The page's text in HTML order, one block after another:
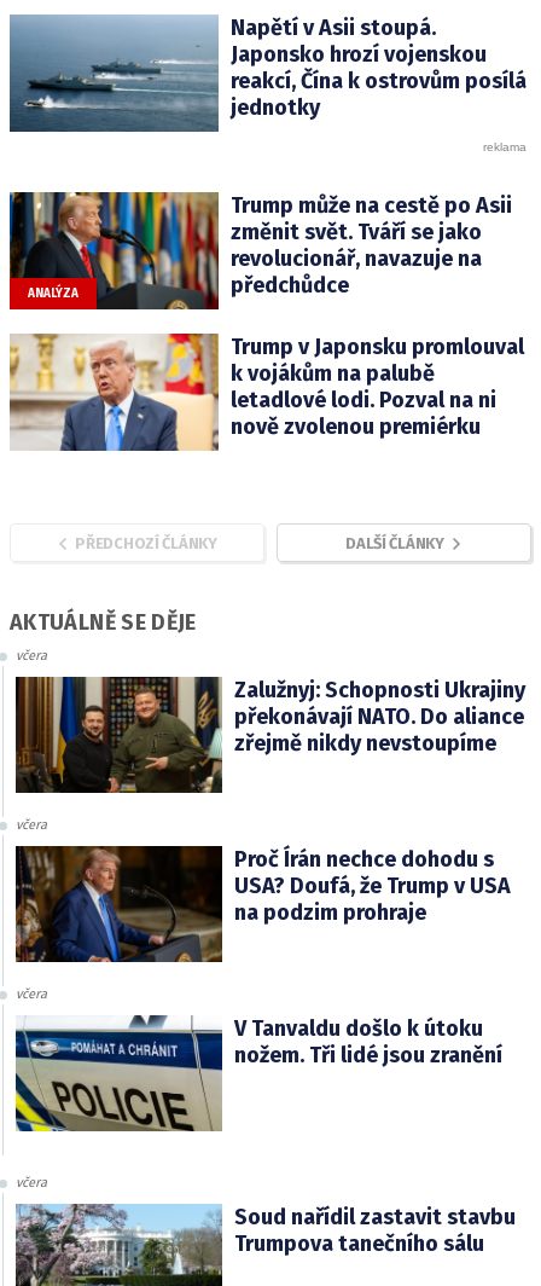
Napětí v Asii stoupá.
Japonsko hrozí vojenskou
reakcí, Čína k ostrovům posílá
jednotky
ANALÝZA
Trump může na cestě po Asii
změnit svět. Tváří se jako
revolucionář, navazuje na
předchůdce
Trump v Japonsku promlouval
k vojákům na palubě
letadlové lodi. Pozval na ni
nově zvolenou premiérku
PŘEDCHOZÍ ČLÁNKY DALŠÍ ČLÁNKY
AKTUÁLNĚ SE DĚJE
včera
Zalužnyj: Schopnosti Ukrajiny
překonávají NATO. Do aliance
zřejmě nikdy nevstoupíme
včera
Proč Írán nechce dohodu s
USA? Doufá, že Trump v USA
na podzim prohraje
včera
V Tanvaldu došlo k útoku
nožem. Tři lidé jsou zranění
včera
Soud nařídil zastavit stavbu
Trumpova tanečního sálu